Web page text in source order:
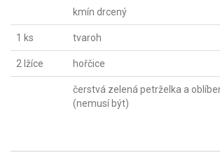
kmín drcený
1 ks tvaroh
2 lžíce hořčice
čerstvá zelená petrželka a
(nemusí být)